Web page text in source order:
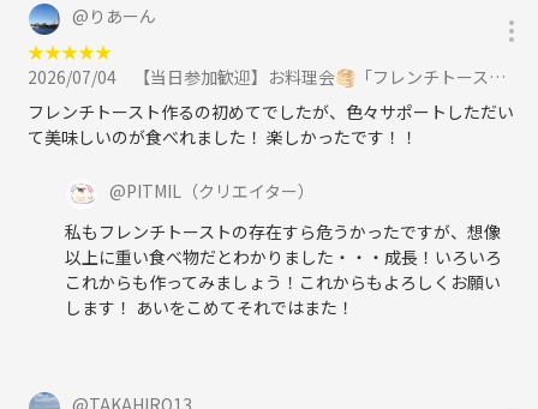
（チケット購入者のみ閲覧可能です）
六本木交差点のすぐ近く！
シャンデリアが煌めく
大人のハイグレードスペースです
■アクセス：
都営大江戸線 六本木駅 徒歩1分
東京メトロ千代田線 乃木坂駅 徒歩9分
東京メトロ南北線 六本木一丁目駅 徒歩15分
都営大江戸線 麻布十番駅 徒歩17分
東京メトロ千代田線 赤坂駅 徒歩19分
@ りあーん
★★★★★
2026/07/04
【当日参加歓迎】お料理会🥞「フレンチトーストを作ろう🍽️」大塚駅徒歩1分おしゃれなお部屋『初参加大歓迎』に参加
フレンチトースト作るの初めてでしたが、色々サポートしただい
て美味しいのが食べれました！ 楽しかったです！！
@PITMIL
（クリエイター）
私もフレンチトーストの存在すら危うかったですが、想像
以上に重い食べ物だとわかりました・・・成長！いろいろ
これからも作ってみましょう！これからもよろしくお願い
します！ あいをこめてそれではまた！
@TAKAHIRO13